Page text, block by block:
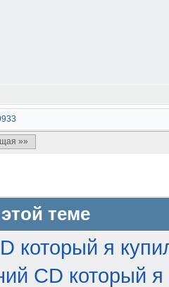
»»
теме
который я
CD который я